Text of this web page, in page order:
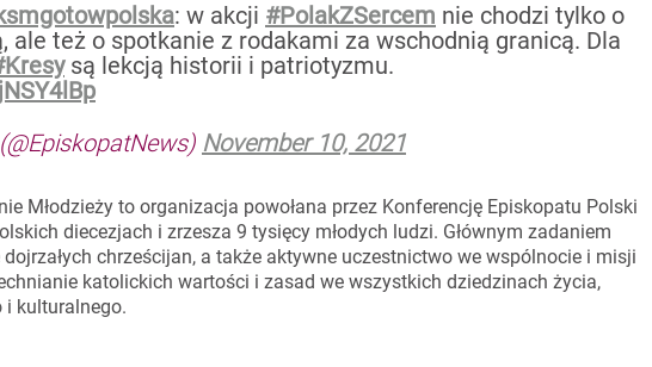
: w akcji #PolakZSercem nie chodzi tylko o
ale też o spotkanie z rodakami za wschodnią granicą. Dla
są lekcją historii i patriotyzmu.
November 10, 2021
Młodzieży to organizacja powołana przez Konferencję Episkopatu Polski
diecezjach i zrzesza 9 tysięcy młodych ludzi. Głównym zadaniem
dojrzałych chrześcijan, a także aktywne uczestnictwo we wspólnocie i misji
katolickich wartości i zasad we wszystkich dziedzinach życia,
i kulturalnego.